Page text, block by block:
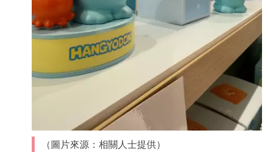
（圖片來源：相關人士提供）